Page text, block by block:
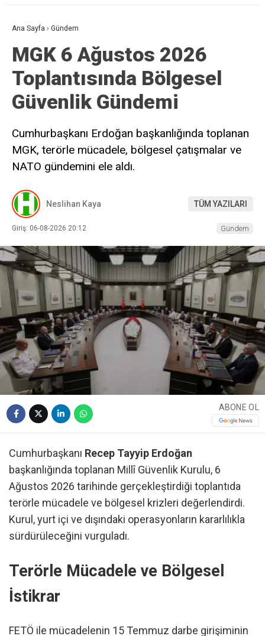
Ana Sayfa › Gündem
MGK 6 Ağustos 2026
Toplantısında Bölgesel
Güvenlik Gündemi
Cumhurbaşkanı Erdoğan başkanlığında toplanan
MGK, terörle mücadele, bölgesel çatışmalar ve
NATO gündemini ele aldı.
Neslihan Kaya TÜM YAZILARI
Giriş: 06-08-2026 20:12 Gündem
ABONE OL
Cumhurbaşkanı Recep Tayyip Erdoğan
başkanlığında toplanan Millî Güvenlik Kurulu, 6
Ağustos 2026 tarihinde gerçekleştirdiği toplantıda
terörle mücadele ve bölgesel krizleri değerlendirdi.
Kurul, yurt içi ve dışındaki operasyonların kararlılıkla
sürdürüleceğini vurguladı.
Terörle Mücadele ve Bölgesel
İstikrar
FETÖ ile mücadelenin 15 Temmuz darbe girişiminin